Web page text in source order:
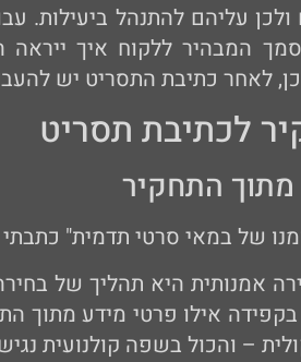
ולכן עליהם להתנהל ביעילות.
המבהיר ללקוח איך ייראה
לאחר כתיבת התסריט יש
לכתיבת תסריט
התחקיר
של במאי סרטי תדמית"
אמנותית היא תהליך של
אילו פרטי מידע מתוך
– והכול בשפה קולנועית